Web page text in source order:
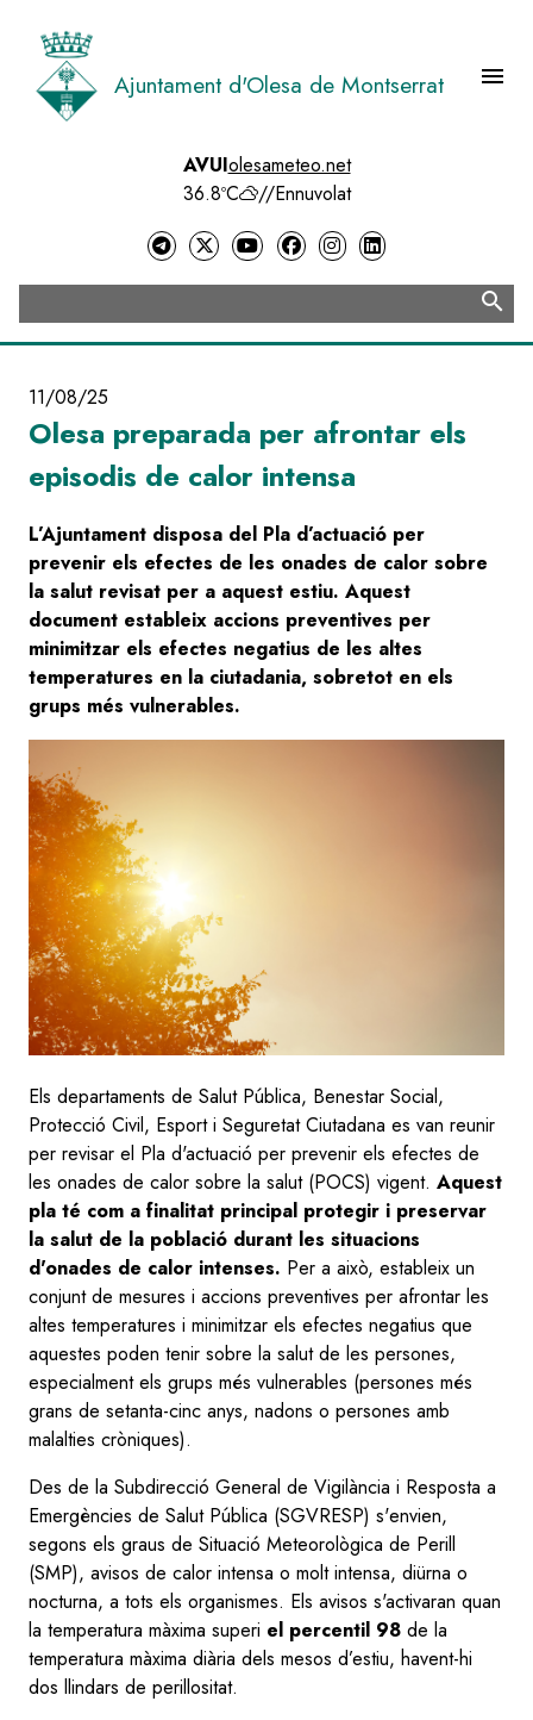
contingut
Ajuntament d'Olesa de Montserrat menu
AVUIolesameteo.net
36.8ºC
//Ennuvolat
search
11/08/25
Olesa preparada per afrontar els
episodis de calor intensa
L’Ajuntament disposa del Pla d’actuació per
prevenir els efectes de les onades de calor sobre
la salut revisat per a aquest estiu. Aquest
document estableix accions preventives per
minimitzar els efectes negatius de les altes
temperatures en la ciutadania, sobretot en els
grups més vulnerables.
Image
Els departaments de Salut Pública, Benestar Social,
Protecció Civil, Esport i Seguretat Ciutadana es van reunir
per revisar el Pla d'actuació per prevenir els efectes de
les onades de calor sobre la salut (POCS) vigent. Aquest
pla té com a finalitat principal protegir i preservar
la salut de la població durant les situacions
d'onades de calor intenses. Per a això, estableix un
conjunt de mesures i accions preventives per afrontar les
altes temperatures i minimitzar els efectes negatius que
aquestes poden tenir sobre la salut de les persones,
especialment els grups més vulnerables (persones més
grans de setanta-cinc anys, nadons o persones amb
malalties cròniques).
Des de la Subdirecció General de Vigilància i Resposta a
Emergències de Salut Pública (SGVRESP) s'envien,
segons els graus de Situació Meteorològica de Perill
(SMP), avisos de calor intensa o molt intensa, diürna o
nocturna, a tots els organismes. Els avisos s'activaran quan
la temperatura màxima superi el percentil 98 de la
temperatura màxima diària dels mesos d’estiu, havent-hi
dos llindars de perillositat.